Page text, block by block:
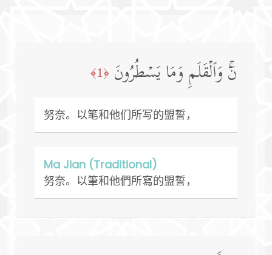
نۤۚ وَٱلۡقَلَمِ وَمَا یَسۡطُرُونَ ﴿1﴾
努奈。以笔和他们所写的盟誓，
Ma Jian (Traditional)
努奈。以筆和他們所寫的盟誓，